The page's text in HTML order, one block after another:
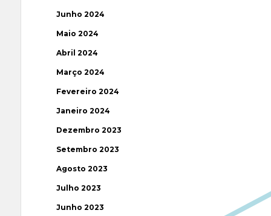
Junho 2024
Maio 2024
Abril 2024
Março 2024
Fevereiro 2024
Janeiro 2024
Dezembro 2023
Setembro 2023
Agosto 2023
Julho 2023
Junho 2023